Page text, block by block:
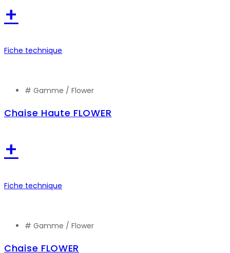
+
Fiche technique
# Gamme / Flower
Chaise Haute FLOWER
+
Fiche technique
# Gamme / Flower
Chaise FLOWER